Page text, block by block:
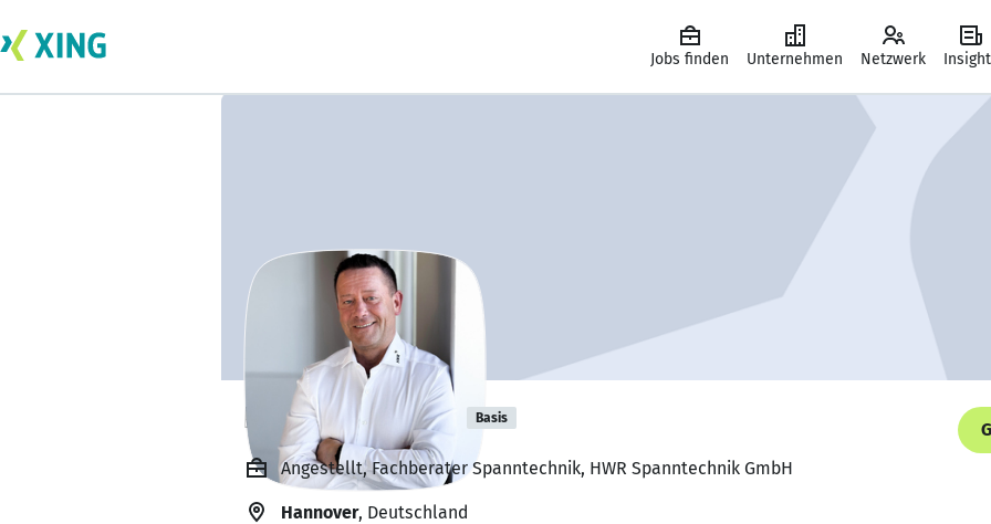
Jobs finden Unternehmen Netzwerk
Ron Brinkmann Basis
Angestellt, Fachberater Spanntechnik, HWR Spanntechnik GmbH
Hannover, Deutschland